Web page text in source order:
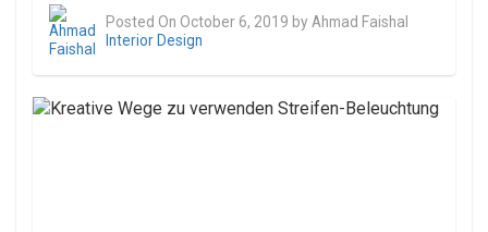
Posted On October 6, 2019 by Ahmad Faishal
Interior Design